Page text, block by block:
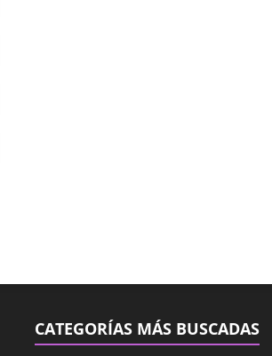
CATEGORÍAS MÁS BUSCADAS